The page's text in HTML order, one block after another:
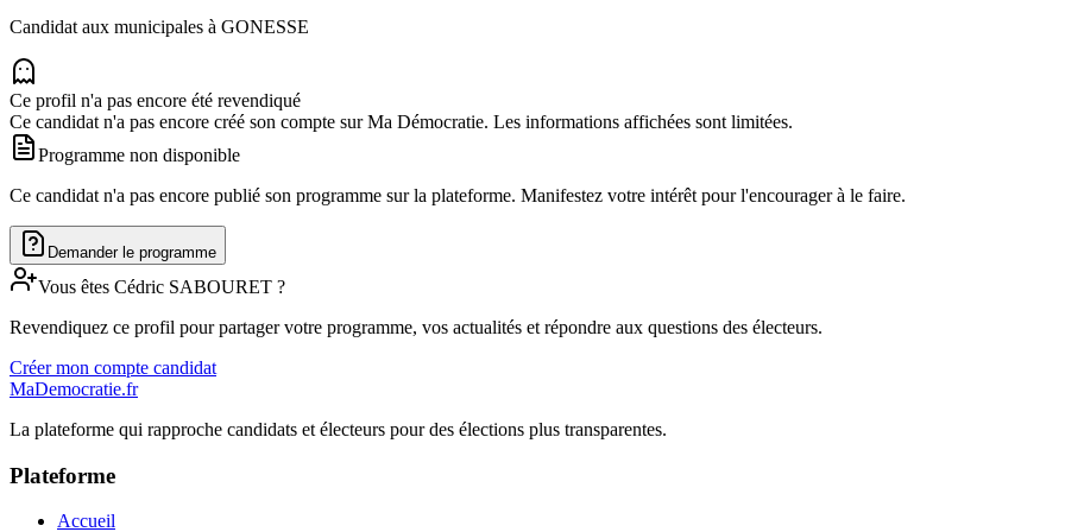
Candidat aux municipales à GONESSE
Ce profil n'a pas encore été revendiqué
Ce candidat n'a pas encore créé son compte sur Ma Démocratie. Les informations affichées sont limitées.
Programme non disponible
Ce candidat n'a pas encore publié son programme sur la plateforme. Manifestez votre intérêt pour l'encourager à le faire.
Demander le programme
Vous êtes Cédric SABOURET ?
Revendiquez ce profil pour partager votre programme, vos actualités et répondre aux questions des électeurs.
Créer mon compte candidat
MaDemocratie.fr
La plateforme qui rapproche candidats et électeurs pour des élections plus transparentes.
Plateforme
Accueil